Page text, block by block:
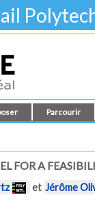
Parcourir
FOR A
et Jérôme